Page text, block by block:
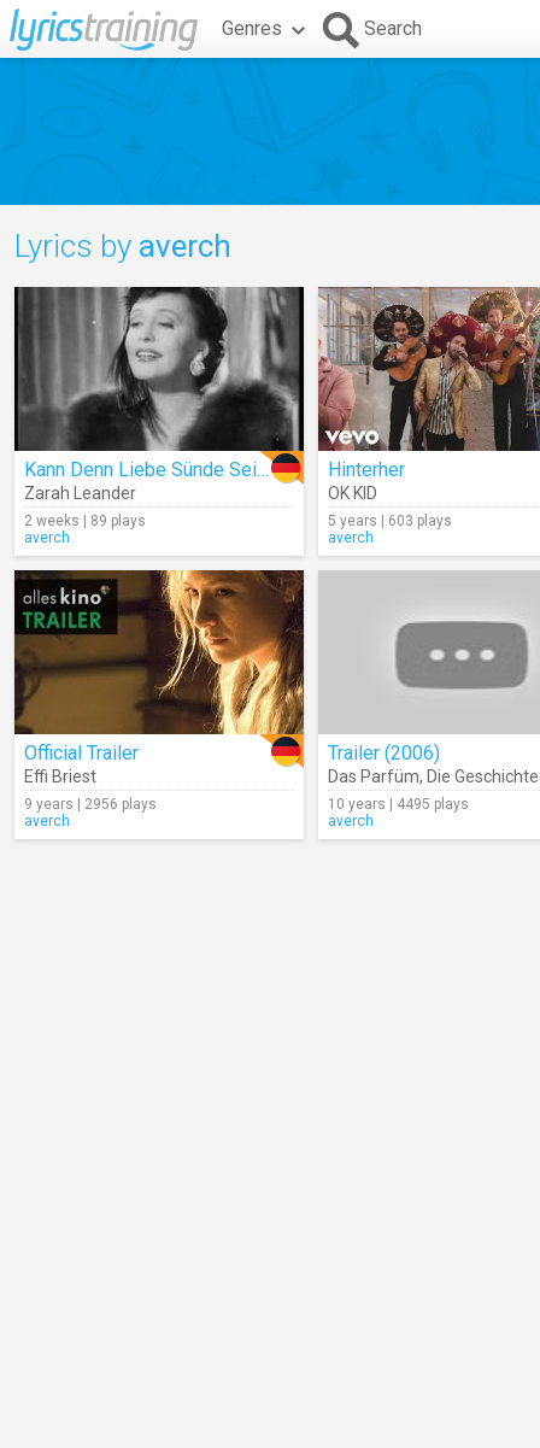
Genres Search
Lyrics by averch
Kann Denn Liebe Sünde Sein?
Zarah Leander
2 weeks | 89 plays
averch
Hinterher
OK KID
5 years | 603 plays
averch
Official Trailer
Effi Briest
9 years | 2956 plays
averch
Trailer (2006)
Das Parfüm, Die Geschichte
10 years | 4495 plays
averch